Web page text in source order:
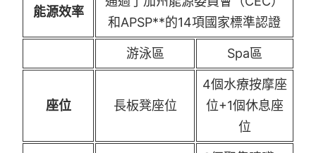
能源效率
和APSP**的14項國家標準認證
游泳區 Spa區
座位 長板凳座位
4個水療按摩座
位+1個休息座
位